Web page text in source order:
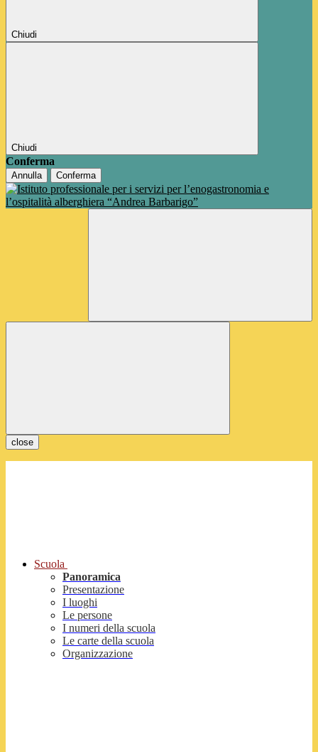
Chiudi
Chiudi
Conferma
Annulla Conferma
close
Scuola
Panoramica
Presentazione
I luoghi
Le persone
I numeri della scuola
Le carte della scuola
Organizzazione